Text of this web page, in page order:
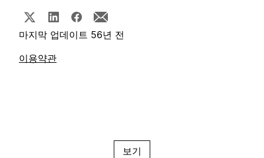
마지막 업데이트 56년 전
이용약관
보기